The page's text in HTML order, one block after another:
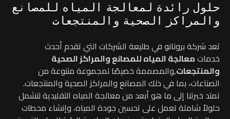
حلول رائدة لمعالجة المياه للمصانع
والمراكز الصحية والمنتجعات
تعد شركة برونانو في طليعة الشركات التي تقدم أحدث
خدماتمعالجة المياه للمصانع والمراكز الصحية
والمنتجعات,والمصممة خصيصًا لمجموعة متنوعة من
الصناعات، بما في ذلك المصانع والمراكز الصحية والمنتجعات.
تمتد خبرتنا إلى ما هو أبعد من معالجة المياه التقليدية لتشمل
حلولاً شاملة تعمل على تحسين جودة المياه، وإنشاء محطات